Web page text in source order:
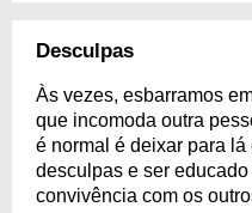
Desculpas
Às vezes, esbarramos
que incomoda outra
é normal é deixar para
desculpas e ser
convivência com os